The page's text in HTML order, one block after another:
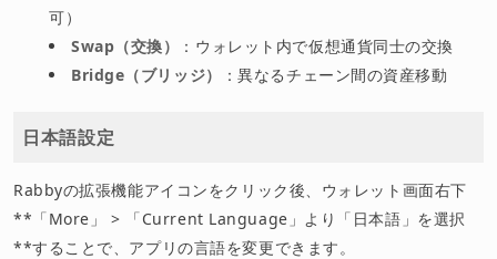
可）
Swap（交換）
：ウォレット内で仮想通貨同士の交換
Bridge（ブリッジ）
：異なるチェーン間の資産移動
日本語設定
Rabbyの拡張機能アイコンをクリック後、ウォレット画面右下
**「More」 > 「Current Language」より「日本語」を選択
**することで、アプリの言語を変更できます。